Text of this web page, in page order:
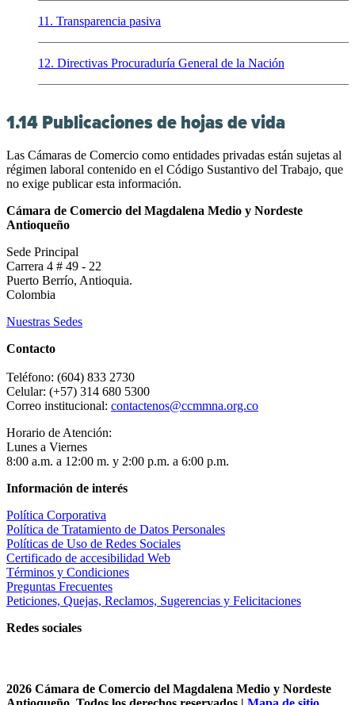
11. Transparencia pasiva
12. Directivas Procuraduría General de la Nación
1.14 Publicaciones de hojas de vida
Las Cámaras de Comercio como entidades privadas están sujetas al
régimen laboral contenido en el Código Sustantivo del Trabajo, que
no exige publicar esta información.
Cámara de Comercio del Magdalena Medio y Nordeste
Antioqueño
Sede Principal
Carrera 4 # 49 - 22
Puerto Berrío, Antioquia.
Colombia
Nuestras Sedes
Contacto
Teléfono: (604) 833 2730
Celular: (+57) 314 680 5300
Correo institucional: contactenos@ccmmna.org.co
Horario de Atención:
Lunes a Viernes
8:00 a.m. a 12:00 m. y 2:00 p.m. a 6:00 p.m.
Información de interés
Política Corporativa
Política de Tratamiento de Datos Personales
Políticas de Uso de Redes Sociales
Certificado de accesibilidad Web
Términos y Condiciones
Preguntas Frecuentes
Peticiones, Quejas, Reclamos, Sugerencias y Felicitaciones
Redes sociales
2026 Cámara de Comercio del Magdalena Medio y Nordeste